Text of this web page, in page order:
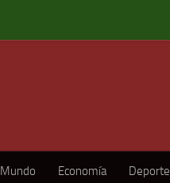
Mundo Economía Deporte